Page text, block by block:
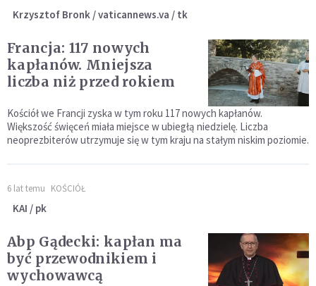
Krzysztof Bronk / vaticannews.va / tk
Francja: 117 nowych
kapłanów. Mniejsza
liczba niż przed rokiem
Kościół we Francji zyska w tym roku 117 nowych kapłanów.
Większość święceń miała miejsce w ubiegłą niedzielę. Liczba
neoprezbiterów utrzymuje się w tym kraju na stałym niskim poziomie.
6 lat temu KOŚCIÓŁ
KAI / pk
Abp Gądecki: kapłan ma
być przewodnikiem i
wychowawcą